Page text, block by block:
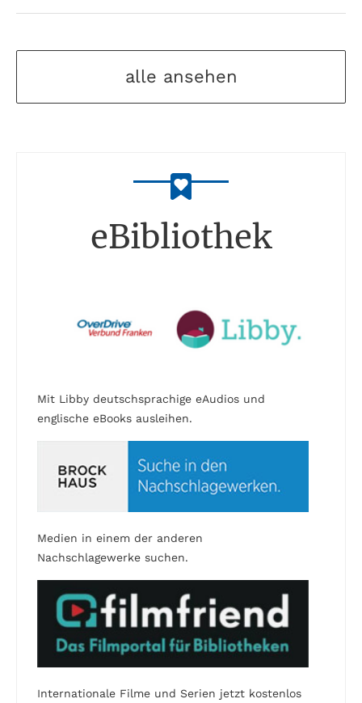
alle ansehen
eBibliothek
Mit Libby deutschsprachige eAudios und
englische eBooks ausleihen.
Medien in einem der anderen
Nachschlagewerke suchen.
Internationale Filme und Serien jetzt kostenlos